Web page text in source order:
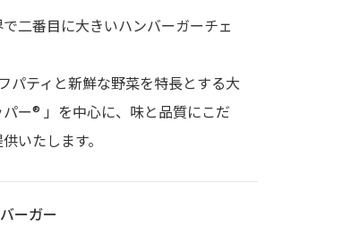
二番目に大きいハンバーガーチェ
パティと新鮮な野菜を特長とする大
ー® 」を中心に、味と品質にこだ
いたします。
ーガー